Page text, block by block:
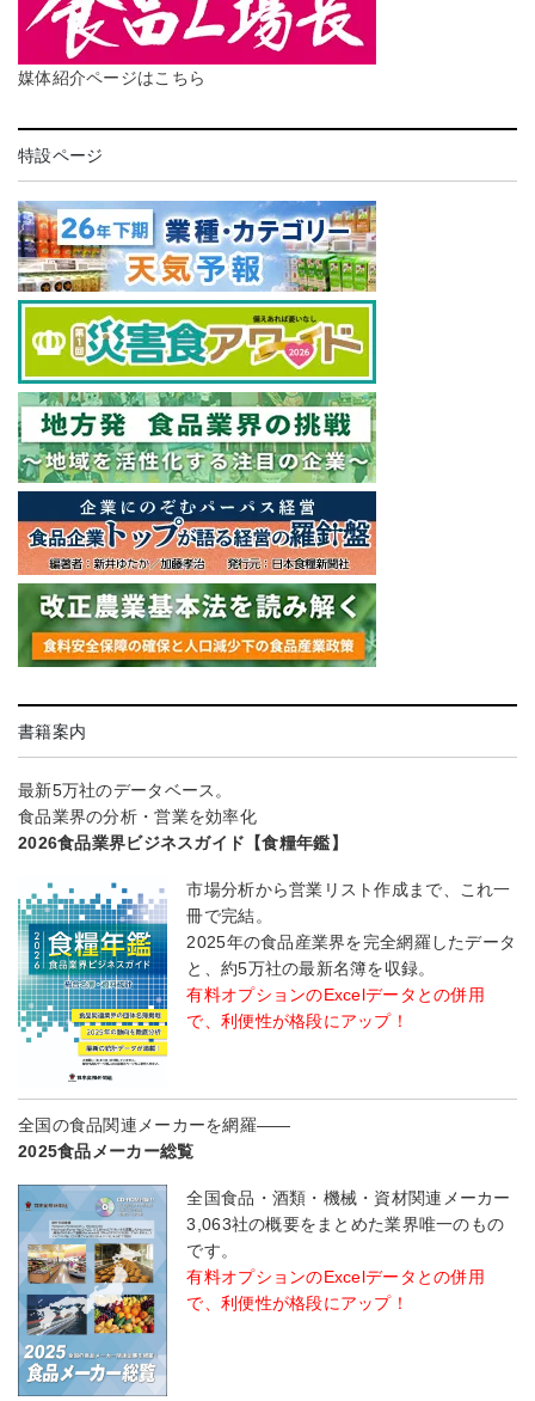
媒体紹介ページはこちら
特設ページ
書籍案内
最新5万社のデータベース。
食品業界の分析・営業を効率化
2026食品業界ビジネスガイド【食糧年鑑】
市場分析から営業リスト作成まで、これ一
冊で完結。
2025年の食品産業界を完全網羅したデータ
と、約5万社の最新名簿を収録。
有料オプションのExcelデータとの併用
で、利便性が格段にアップ！
全国の食品関連メーカーを網羅――
2025食品メーカー総覧
全国食品・酒類・機械・資材関連メーカー
3,063社の概要をまとめた業界唯一のもの
です。
有料オプションのExcelデータとの併用
で、利便性が格段にアップ！